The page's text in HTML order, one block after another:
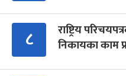
८
राष्ट्रिय
निकायका काम